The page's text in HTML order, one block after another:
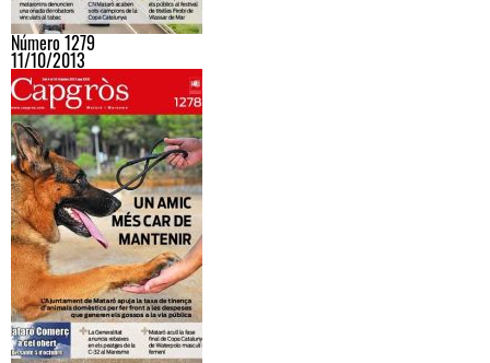
Número 1279
11/10/2013